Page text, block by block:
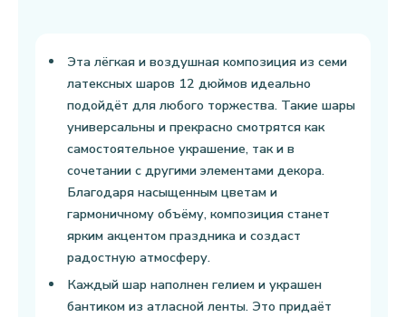
Эта лёгкая и воздушная композиция из семи
латексных шаров 12 дюймов идеально
подойдёт для любого торжества. Такие шары
универсальны и прекрасно смотрятся как
самостоятельное украшение, так и в
сочетании с другими элементами декора.
Благодаря насыщенным цветам и
гармоничному объёму, композиция станет
ярким акцентом праздника и создаст
радостную атмосферу.
Каждый шар наполнен гелием и украшен
бантиком из атласной ленты. Это придаёт